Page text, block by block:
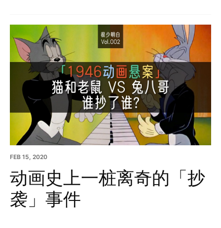
FEB 15, 2020
动画史上一桩离奇的「抄
袭」事件